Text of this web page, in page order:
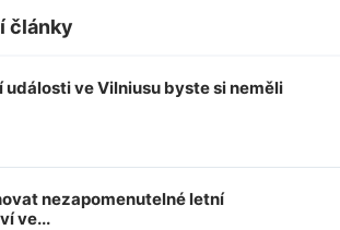
články
ve Vilniusu byste si neměli
nezapomenutelné letní
ve...